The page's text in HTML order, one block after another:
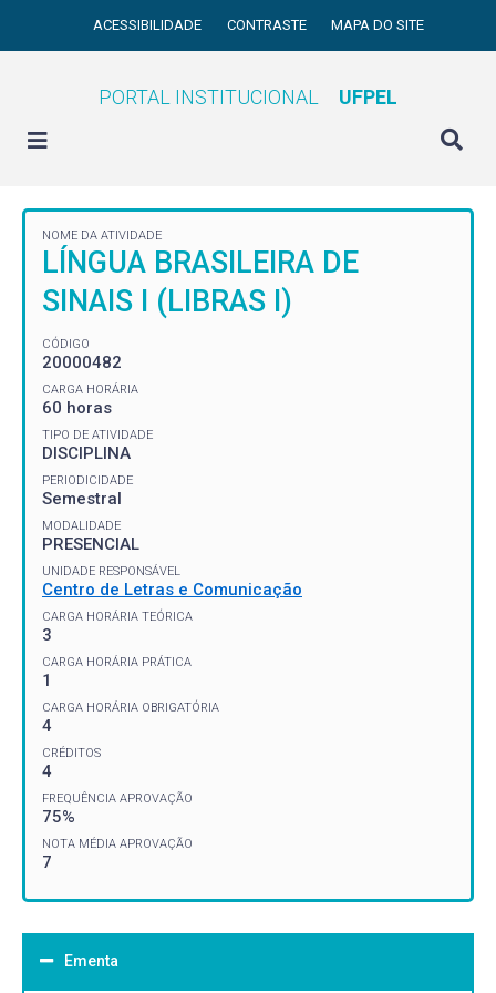
ACESSIBILIDADE CONTRASTE MAPA DO SITE
PORTAL INSTITUCIONAL UFPEL
NOME DA ATIVIDADE
LÍNGUA BRASILEIRA DE
SINAIS I (LIBRAS I)
CÓDIGO
20000482
CARGA HORÁRIA
60 horas
TIPO DE ATIVIDADE
DISCIPLINA
PERIODICIDADE
Semestral
MODALIDADE
PRESENCIAL
UNIDADE RESPONSÁVEL
Centro de Letras e Comunicação
CARGA HORÁRIA TEÓRICA
3
CARGA HORÁRIA PRÁTICA
1
CARGA HORÁRIA OBRIGATÓRIA
4
CRÉDITOS
4
FREQUÊNCIA APROVAÇÃO
75%
NOTA MÉDIA APROVAÇÃO
7
Ementa